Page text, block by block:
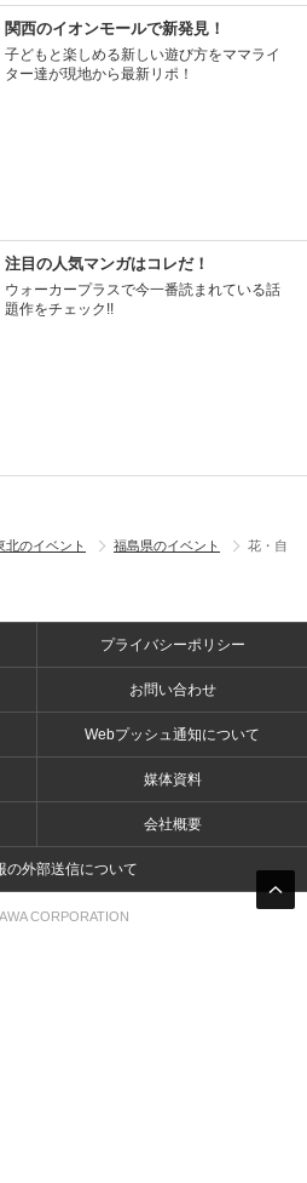
関西のイオンモールで新発見！
子どもと楽しめる新しい遊び方をママライ
ター達が現地から最新リポ！
注目の人気マンガはコレだ！
ウォーカープラスで今一番読まれている話
題作をチェック!!
北のイベント 福島県のイベント
花・自
プライバシーポリシー
お問い合わせ
Webプッシュ通知について
媒体資料
会社概要
の外部送信について
CORPORATION